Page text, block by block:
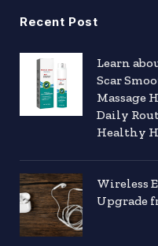
Recent Post
Learn
Scar
Massage
Daily
Healthy
Wireless
Upgrade